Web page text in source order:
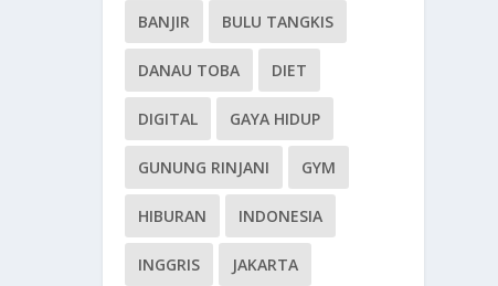
BANJIR BULU TANGKIS
DANAU TOBA DIET
DIGITAL GAYA HIDUP
GUNUNG RINJANI GYM
HIBURAN INDONESIA
INGGRIS JAKARTA